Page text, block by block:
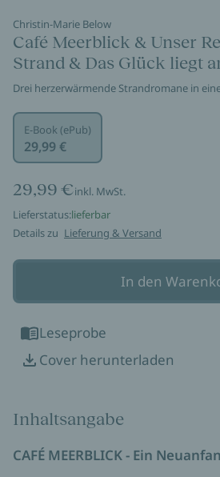
Christin-Marie Below
Café Meerblick & Unser
Strand & Das Glück liegt
Drei herzerwärmende Strandromane in
E-Book (ePub)
29,99 €
29,99 €inkl. MwSt.
Lieferstatus:lieferbar
Details zu Lieferung & Versand
In den
Leseprobe
Cover herunterladen
Inhaltsangabe
CAFÉ MEERBLICK - Ein